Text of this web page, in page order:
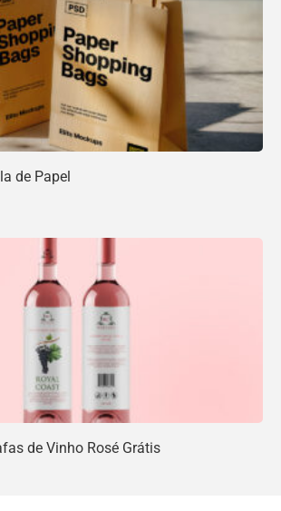
de Papel
de Vinho Rosé Grátis